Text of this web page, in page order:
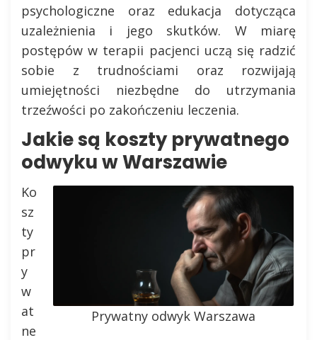
psychologiczne oraz edukacja dotycząca
uzależnienia i jego skutków. W miarę
postępów w terapii pacjenci uczą się radzić
sobie z trudnościami oraz rozwijają
umiejętności niezbędne do utrzymania
trzeźwości po zakończeniu leczenia.
Jakie są koszty prywatnego
odwyku w Warszawie
Prywatny odwyk Warszawa
Ko
sz
ty
pr
y
w
at
ne